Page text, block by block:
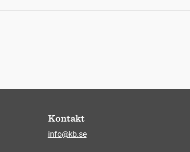
Kontakt
info@kb.se